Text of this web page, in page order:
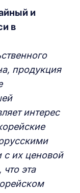
и
в
продукция
интерес
с их ценовой
что эта